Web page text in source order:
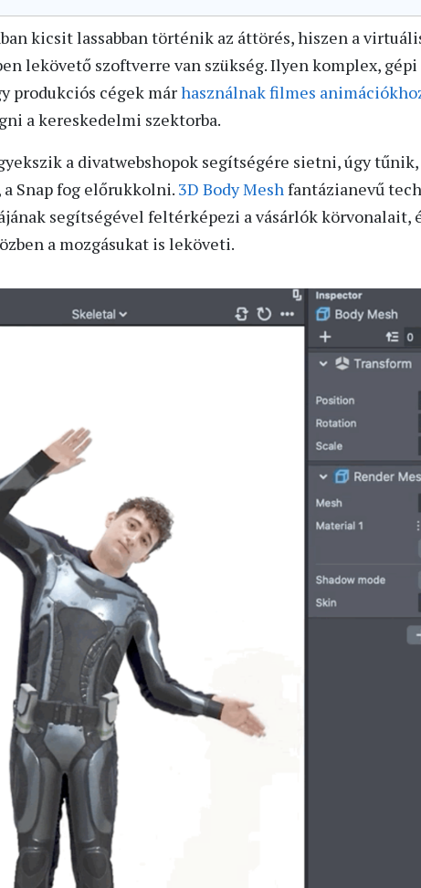
kicsit lassabban történik az áttörés, hiszen a
lekövető szoftverre van szükség. Ilyen komplex,
produkciós cégek márhasználnak filmes
a kereskedelmi szektorba.
a divatwebshopok segítségére sietni, úgy tűnik,
a Snap fog előrukkolni. 3D Body Meshfantázianevű
segítségével feltérképezi a vásárlók körvonalait,
a mozgásukat is leköveti.